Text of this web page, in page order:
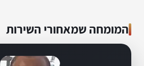
המומחה שמאחורי השירות